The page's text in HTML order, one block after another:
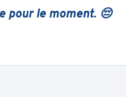
pour le moment. 😔